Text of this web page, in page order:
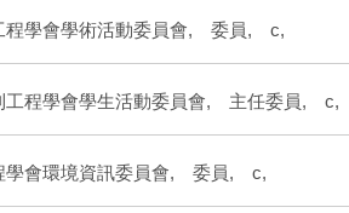
程學會學術活動委員會, 委員, c,
工程學會學生活動委員會, 主任委員, c,
學會環境資訊委員會, 委員, c,